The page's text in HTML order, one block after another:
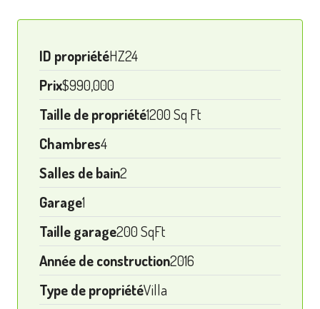
ID propriétéHZ24
Prix$990,000
Taille de propriété1200 Sq Ft
Chambres4
Salles de bain2
Garage1
Taille garage200 SqFt
Année de construction2016
Type de propriétéVilla